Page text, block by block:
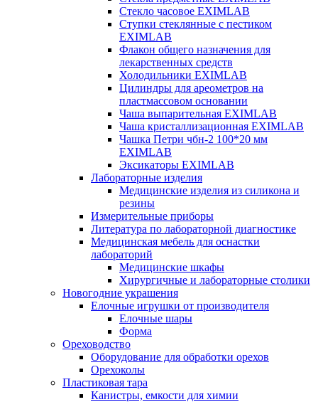
Стекло часовое EXIMLAB
Ступки стеклянные с пестиком
EXIMLAB
Флакон общего назначения для
лекарственных средств
Холодильники EXIMLAB
Цилиндры для ареометров на
пластмассовом основании
Чаша выпарительная EXIMLAB
Чаша кристаллизационная EXIMLAB
Чашка Петри чбн-2 100*20 мм
EXIMLAB
Эксикаторы EXIMLAB
Лабораторные изделия
Медицинские изделия из силикона и
резины
Измерительные приборы
Литература по лабораторной диагностике
Медицинская мебель для оснастки
лабораторий
Медицинские шкафы
Хирургичные и лабораторные столики
Новогодние украшения
Елочные игрушки от производителя
Елочные шары
Форма
Ореховодство
Оборудование для обработки орехов
Орехоколы
Пластиковая тара
Канистры, емкости для химии